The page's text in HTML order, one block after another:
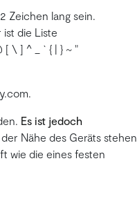
Zeichen lang sein.
ist die Liste
[ \ ] ^ _ ` { | } ~ "
Es ist jedoch
Nähe des Geräts stehen
wie die eines festen